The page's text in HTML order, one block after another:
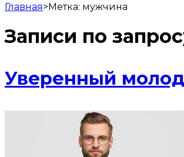
Главная>Метка: мужчина
Записи по
Уверенный